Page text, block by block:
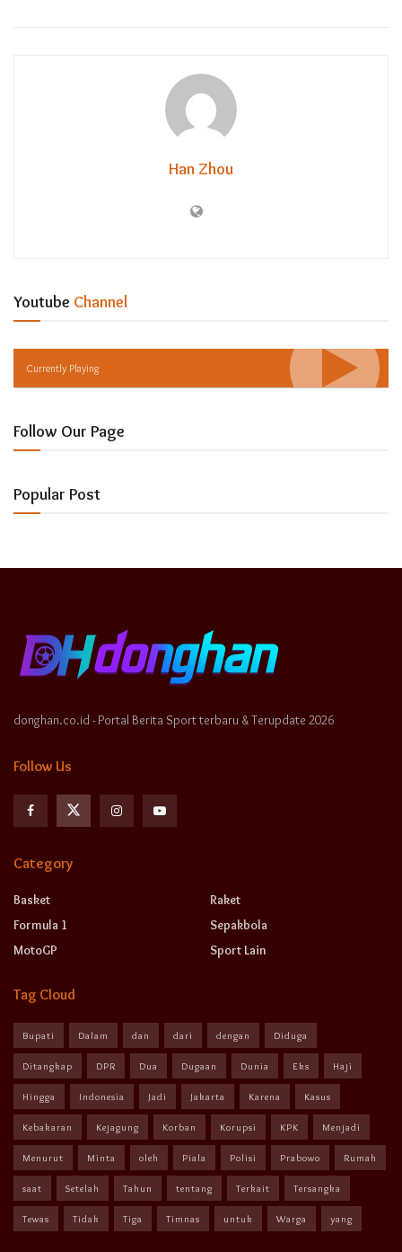
Han Zhou
Youtube Channel
Currently Playing
Follow Our Page
Popular Post
donghan.co.id - Portal Berita Sport terbaru & Terupdate 2026
Follow Us
Category
Basket
Formula 1
MotoGP
Raket
Sepakbola
Sport Lain
Tag Cloud
Bupati Dalam dan dari dengan Diduga
Ditangkap DPR Dua Dugaan Dunia Eks Haji
Hingga Indonesia Jadi Jakarta Karena Kasus
Kebakaran Kejagung Korban Korupsi KPK Menjadi
Menurut Minta oleh Piala Polisi Prabowo Rumah
saat Setelah Tahun tentang Terkait Tersangka
Tewas Tidak Tiga Timnas untuk Warga yang